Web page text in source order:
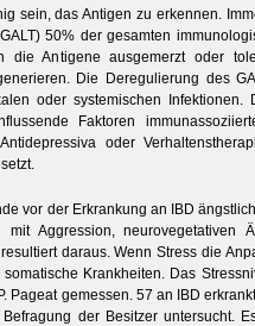
sein, das Antigen zu erkennen.
50% der gesamten
die Antigene ausgemerzt oder
Die Deregulierung des
oder systemischen Infektionen.
Faktoren
oder
vor der Erkrankung an IBD
Aggression, neurovegetativen
daraus. Wenn Stress die
Krankheiten. Das
Pageat gemessen. 57 an IBD
der Besitzer untersucht.